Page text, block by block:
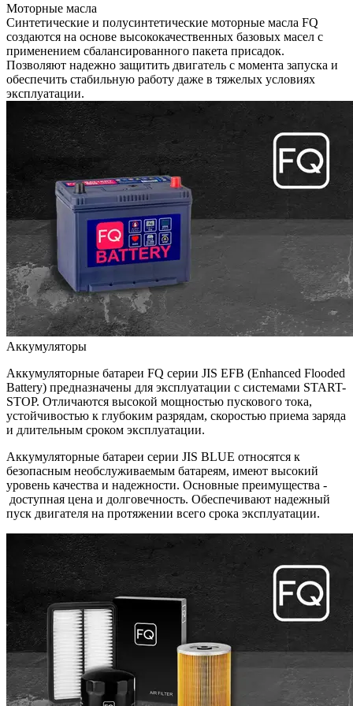
Моторные масла
Синтетические и полусинтетические моторные масла FQ
создаются на основе высококачественных базовых масел с
применением сбалансированного пакета присадок.
Позволяют надежно защитить двигатель с момента запуска и
обеспечить стабильную работу даже в тяжелых условиях
эксплуатации.
Аккумуляторы
Аккумуляторные батареи FQ серии JIS EFB (Enhanced Flooded
Battery) предназначены для эксплуатации с системами START-
STOP. Отличаются высокой мощностью пускового тока,
устойчивостью к глубоким разрядам, скоростью приема заряда
и длительным сроком эксплуатации.
Аккумуляторные батареи серии JIS BLUE относятся к
безопасным необслуживаемым батареям, имеют высокий
уровень качества и надежности. Основные преимущества -
доступная цена и долговечность. Обеспечивают надежный
пуск двигателя на протяжении всего срока эксплуатации.